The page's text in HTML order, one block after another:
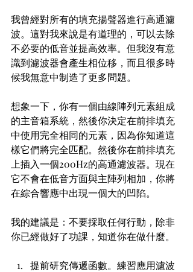
我曾經對所有的填充揚聲器進行高通濾
波。這對我來說是有道理的，可以去除
不必要的低音並提高效率。但我沒有意
識到濾波器會產生相位移，而且很多時
候我無意中制造了更多問題。
想象一下，你有一個由線陣列元素組成
的主音箱系統，然後你決定在前排填充
中使用完全相同的元素，因為你知道這
樣它們將完全匹配。然後你在前排填充
上插入一個200Hz的高通濾波器。現在
它不會在低音方面與主陣列相加，你將
在綜合響應中出現一個大的凹陷。
我的建議是：不要採取任何行動，除非
你已經做好了功課，知道你在做什麼。
提前研究傳遞函數。練習應用濾波